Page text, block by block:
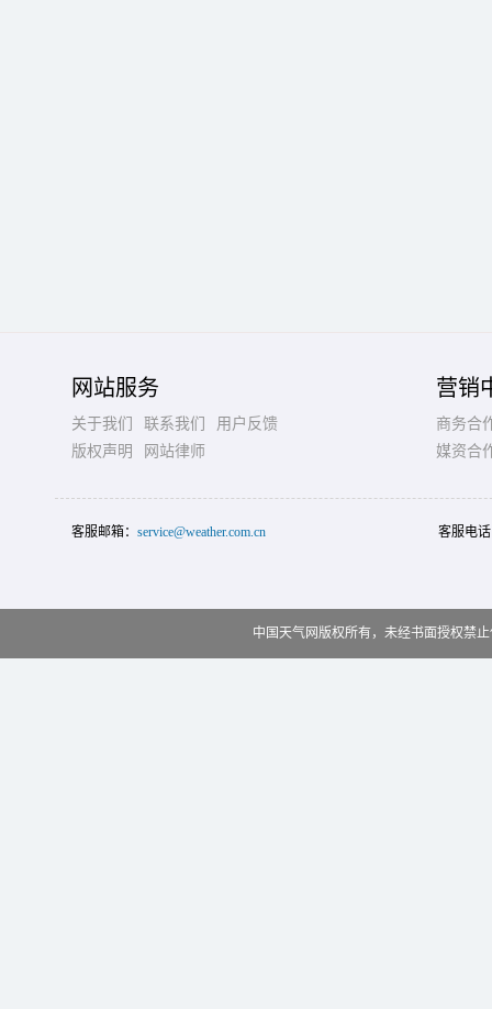
网站服务
关于我们 联系我们
用户反馈
版权声明
网站律师
营销
商务合
媒资合
客服邮箱： service@weather.com.cn 客服电
中国天气网版权所有，未经书面授权